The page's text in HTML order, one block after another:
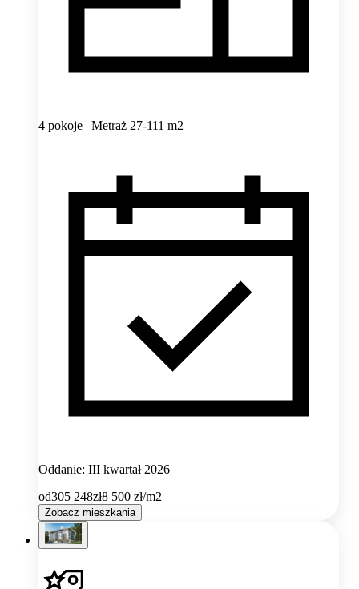
4 pokoje | Metraż 27-111 m2
Oddanie: III kwartał 2026
od305 248zł8 500 zł/m2
Zobacz mieszkania